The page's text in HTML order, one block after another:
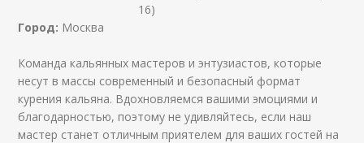
16)
Город: Москва
Команда кальянных мастеров и энтузиастов, которые
несут в массы современный и безопасный формат
курения кальяна. Вдохновляемся вашими эмоциями и
благодарностью, поэтому не удивляйтесь, если наш
мастер станет отличным приятелем для ваших гостей на